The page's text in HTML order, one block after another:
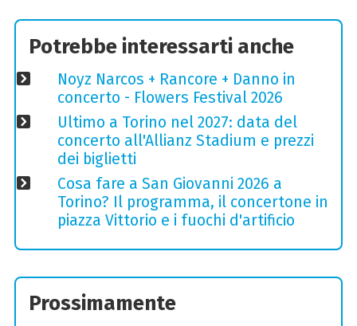
Potrebbe interessarti anche
Noyz Narcos + Rancore + Danno in
concerto - Flowers Festival 2026
Ultimo a Torino nel 2027: data del
concerto all'Allianz Stadium e prezzi
dei biglietti
Cosa fare a San Giovanni 2026 a
Torino? Il programma, il concertone in
piazza Vittorio e i fuochi d'artificio
Prossimamente